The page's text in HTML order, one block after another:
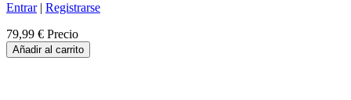
Entrar| Registrarse
79,99 € Precio
Añadir al carrito